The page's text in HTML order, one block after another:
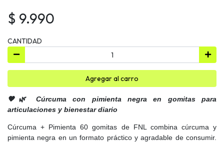
$ 9.990
CANTIDAD
Agregar al carro
🧡🌿 Cúrcuma con pimienta negra en gomitas para
articulaciones y bienestar diario
Cúrcuma + Pimienta 60 gomitas de FNL combina cúrcuma y
pimienta negra en un formato práctico y agradable de consumir.